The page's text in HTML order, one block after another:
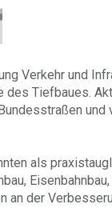
Verkehr und
des Tiefbaues.
als
an der